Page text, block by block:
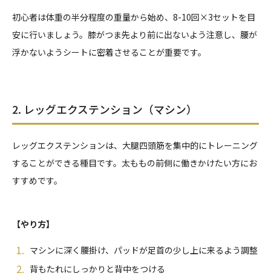
初心者は体重の半分程度の重量から始め、8-10回×3セットを目
安に行いましょう。膝がつま先より前に出ないよう注意し、腰が
浮かないようシートに密着させることが重要です。
2. レッグエクステンション（マシン）
レッグエクステンションは、大腿四頭筋を集中的にトレーニング
することができる種目です。太ももの前側に働きかけたい方にお
すすめです。
【やり方】
マシンに深く腰掛け、パッドが足首の少し上に来るよう調整
背もたれにしっかりと背中をつける